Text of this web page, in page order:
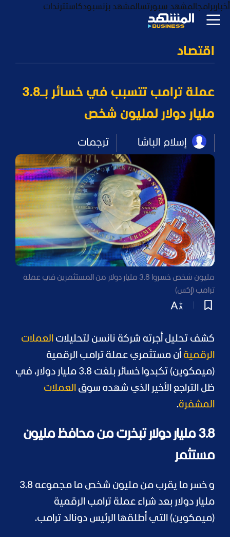
أخباربرامجالمشهد سبورتسالمشهد بزنسبودكاستترندات
اقتصاد
عملة ترامب تتسبب في خسائر بـ3.8
مليار دولار لمليون شخص
إسلام الباشا ترجمات
مليون شخص خسروا 3.8 مليار دولار من المستثمرين في عملة
ترامب (إكس)
كشف تحليل أجرته شركة نانسن لتحليلات العملات
الرقمية أن مستثمري عملة ترامب الرقمية
(ميمكوين) تكبدوا خسائر بلغت 3.8 مليار دولار، في
ظل التراجع الأخير الذي شهده سوق العملات
المشفرة.
3.8 مليار دولار تبخرت من محافظ مليون
مستثمر
و خسر ما يقرب من مليون شخص ما مجموعه 3.8
مليار دولار بعد شراء عملة ترامب الرقمية
(ميمكوين) التي أطلقها الرئيس دونالد ترامب.